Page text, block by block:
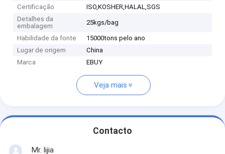
Certificação
ISO,KOSHER,HALAL,SGS
Detalhes da
embalagem
25kgs/bag
Habilidade da fonte
15000tons pelo ano
Lugar de origem
China
Marca
EBUY
Veja mais
Contacto
Mr. lijia